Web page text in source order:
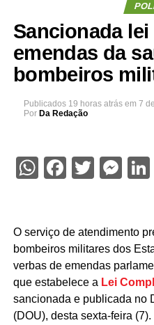
Sancionada
emendas da
bombeiros
Publicados 19 horas atrás em 7
Por Da Redação
WhatsApp
O serviço de atendimento
bombeiros militares dos
verbas de emendas
que estabelece a Lei
sancionada e publicada no
(DOU), desta sexta-feira (7).